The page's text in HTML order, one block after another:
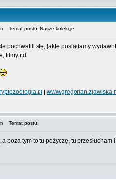
Temat postu: Nasze kolekcje
pochwalili się, jakie posiadamy
filmy itd
Temat postu:
poza tym to tu pożyczę, tu